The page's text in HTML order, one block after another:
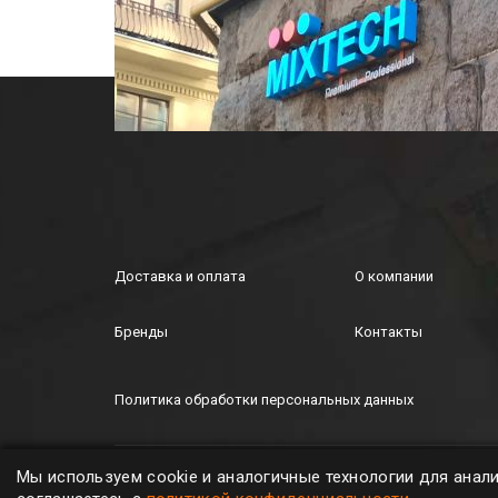
Доставка и оплата
Бренды
О компании
Контакты
Политика обработки персональных данных
MIXTECH © ООО "Микстех", 2026. All rights
reserved.
Мы используем cookie и аналогичные технологии для